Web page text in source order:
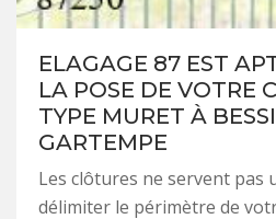
ELAGAGE 87 EST
LA POSE DE VOTRE
TYPE MURET À
GARTEMPE
Les clôtures ne servent pas
délimiter le périmètre de